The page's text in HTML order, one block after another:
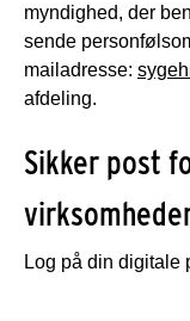
myndighed, der
sende
mailadresse:
afdeling.
Sikker post
Log på din digitale